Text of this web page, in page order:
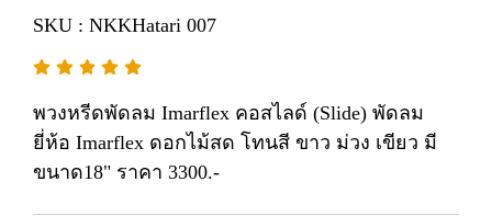
SKU : NKKHatari 007
พวงหรีดพัดลม Imarflex คอสไลด์ (Slide) พัดลม
ยี่ห้อ Imarflex ดอกไม้สด โทนสี ขาว ม่วง เขียว มี
ขนาด18" ราคา 3300.-